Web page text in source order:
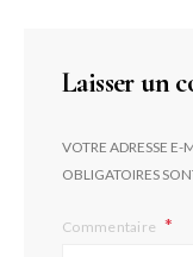
Laisser un
VOTRE ADRESSE E-
OBLIGATOIRES
Commentaire